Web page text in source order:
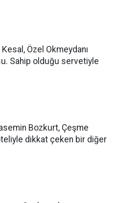
Özel Okmeydanı
Sahip olduğu servetiyle
Bozkurt, Çeşme
dikkat çeken bir diğer